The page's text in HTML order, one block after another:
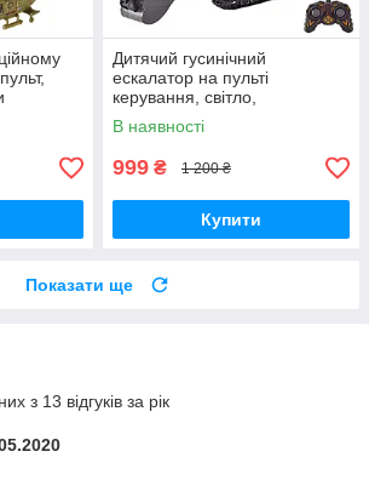
Дитячий гусинічний
ескалатор на пульті
керування, світло,
акумулятори, usb кабель
В наявності
999 ₴ 1 200 ₴
Купити
Показати ще
з 13 відгуків за рік